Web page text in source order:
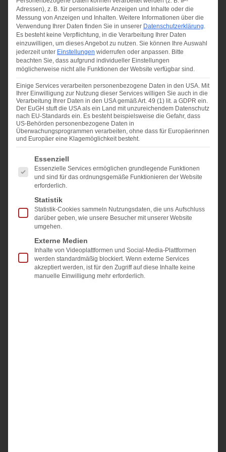
Immobilienverkauf: was wirklich
hineingehört
Das Übergabeprotokoll hält fest, in welchem Zustand
Adressen), z. B. für personalisierte Anzeigen und Inhalte oder die
Messung von Anzeigen und Inhalten. Weitere Informationen über die
Verwendung Ihrer Daten finden Sie in unserer Datenschutzerklärung.
Es besteht keine Verpflichtung, in die Verarbeitung Ihrer Daten
einzuwilligen, um dieses Angebot zu nutzen. Sie können Ihre Auswahl
jederzeit unter Einstellungen widerrufen oder anpassen. Bitte
beachten Sie, dass aufgrund individueller Einstellungen
möglicherweise nicht alle Funktionen der Website verfügbar sind.
Einige Services verarbeiten personenbezogene Daten in den USA. Mit
Ihrer Einwilligung zur Nutzung dieser Services willigen Sie auch in die
Verarbeitung Ihrer Daten in den USA gemäß Art. 49 (1) lit. a GDPR ein.
Der EuGH stuft die USA als ein Land mit unzureichendem Datenschutz
nach EU-Standards ein. Es besteht beispielsweise die Gefahr, dass
US-Behörden personenbezogene Daten in
Überwachungsprogrammen verarbeiten, ohne dass für Europäerinnen
und Europäer eine Klagemöglichkeit besteht.
Es folgt eine Liste der Service-Gruppen, für die eine
Essenziell
Essenzielle Services ermöglichen grundlegende Funktionen
und sind für das ordnungsgemäße Funktionieren der Website
erforderlich.
Statistik
Statistik-Cookies sammeln Nutzungsdaten, die uns Aufschluss
darüber geben, wie unsere Besucher mit unserer Website
umgehen.
Externe Medien
Inhalte von Videoplattformen und Social-Media-Plattformen
werden standardmäßig blockiert. Wenn externe Services
akzeptiert werden, ist für den Zugriff auf diese Inhalte keine
manuelle Einwilligung mehr erforderlich.